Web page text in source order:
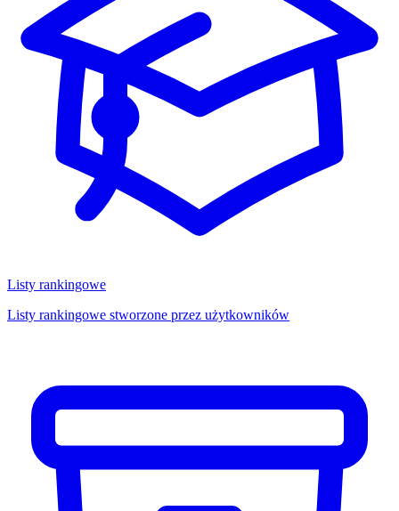
Listy rankingowe
Listy rankingowe stworzone przez użytkowników